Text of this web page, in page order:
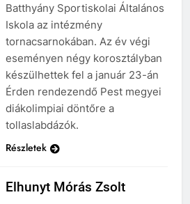
Batthyány Sportiskolai Általános
Iskola az intézmény
tornacsarnokában. Az év végi
eseményen négy korosztályban
készülhettek fel a január 23-án
Érden rendezendő Pest megyei
diákolimpiai döntőre a
tollaslabdázók.
Részletek
Elhunyt Mórás Zsolt